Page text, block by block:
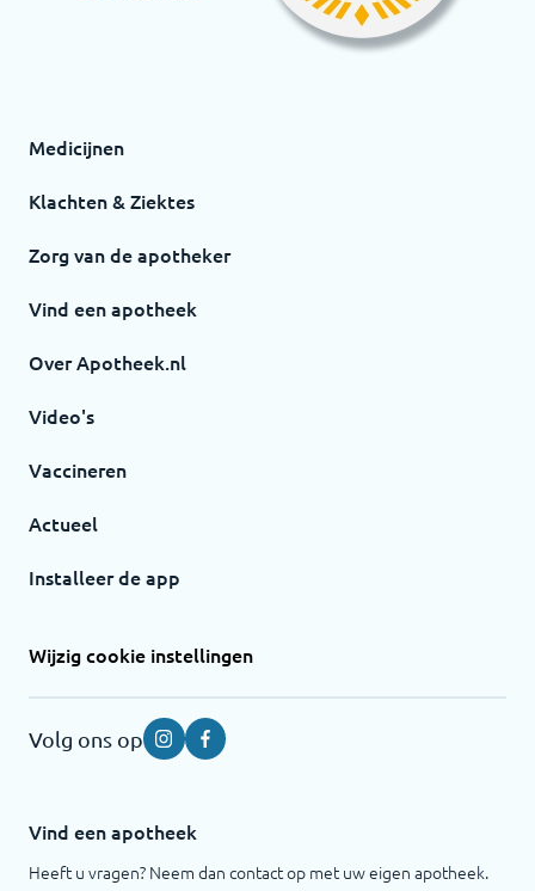
Medicijnen
Klachten & Ziektes
Zorg van de apotheker
Vind een apotheek
Over Apotheek.nl
Video's
Vaccineren
Actueel
Installeer de app
Wijzig cookie instellingen
Volg ons op InstagramFacebook
Vind een apotheek
Heeft u vragen? Neem dan contact op met uw eigen apotheek.